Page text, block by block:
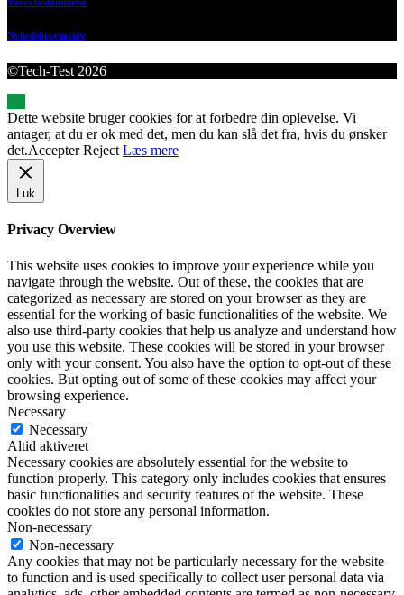
Nyhedsbrevsarkiv
©Tech-Test 2026
Dette website bruger cookies for at forbedre din oplevelse. Vi
antager, at du er ok med det, men du kan slå det fra, hvis du ønsker
det.Accepter Reject Læs mere
Luk
Privacy Overview
This website uses cookies to improve your experience while you
navigate through the website. Out of these, the cookies that are
categorized as necessary are stored on your browser as they are
essential for the working of basic functionalities of the website. We
also use third-party cookies that help us analyze and understand how
you use this website. These cookies will be stored in your browser
only with your consent. You also have the option to opt-out of these
cookies. But opting out of some of these cookies may affect your
browsing experience.
Necessary
Necessary
Altid aktiveret
Necessary cookies are absolutely essential for the website to
function properly. This category only includes cookies that ensures
basic functionalities and security features of the website. These
cookies do not store any personal information.
Non-necessary
Non-necessary
Any cookies that may not be particularly necessary for the website
to function and is used specifically to collect user personal data via